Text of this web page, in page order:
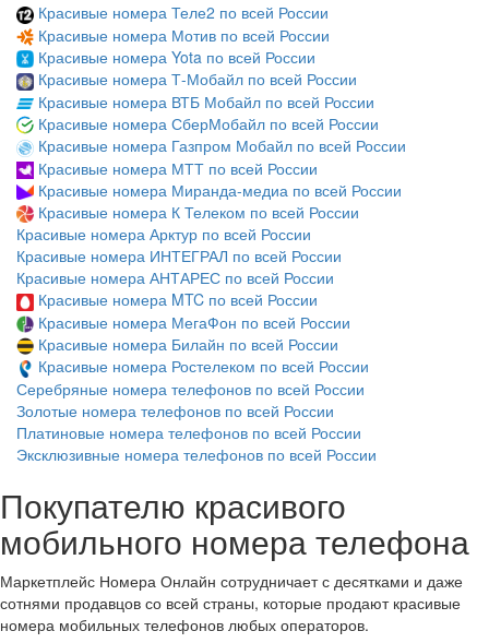
Красивые номера Теле2 по всей России
Красивые номера Мотив по всей России
Красивые номера Yota по всей России
Красивые номера Т-Мобайл по всей России
Красивые номера ВТБ Мобайл по всей России
Красивые номера СберМобайл по всей России
Красивые номера Газпром Мобайл по всей России
Красивые номера МТТ по всей России
Красивые номера Миранда-медиа по всей России
Красивые номера К Телеком по всей России
Красивые номера Арктур по всей России
Красивые номера ИНТЕГРАЛ по всей России
Красивые номера АНТАРЕС по всей России
Красивые номера MTC по всей России
Красивые номера МегаФон по всей России
Красивые номера Билайн по всей России
Красивые номера Ростелеком по всей России
Серебряные номера телефонов по всей России
Золотые номера телефонов по всей России
Платиновые номера телефонов по всей России
Эксклюзивные номера телефонов по всей России
Покупателю красивого
мобильного номера телефона
Маркетплейс Номера Онлайн сотрудничает с десятками и даже
сотнями продавцов со всей страны, которые продают красивые
номера мобильных телефонов любых операторов.